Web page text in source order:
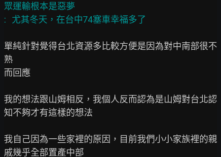
眾運輸根本是惡夢
單純針對覺得台北資源多比較方便是因為對中南部很不
熟
而回應
我的想法跟山姆相反，我個人反而認為是山姆對台北認
知不夠才有這樣的想法
我自己因為一些家裡的原因，目前我們小小家族裡的親
戚幾乎全部置產中部